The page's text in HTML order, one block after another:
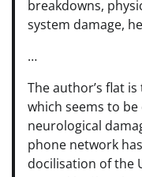
breakdowns,
system damage,
…
The author’s flat
which seems to
neurological
phone network
docilisation of the